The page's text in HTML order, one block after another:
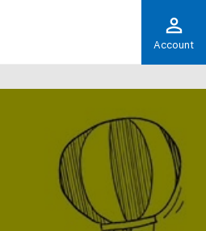
Account